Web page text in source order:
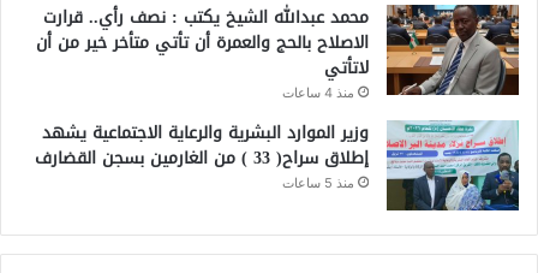
محمد عبدالله الشيخ يكتب : نصف رأي.. قرارت
الاصلاح بالحج والعمرة أن تأتي متأخر خير من أن
لاتأتي
منذ 4 ساعات
وزير الموارد البشرية والرعاية الاجتماعية يشهد
إطلاق سراح( 33 ) من الغارمين بسجن القضارف
منذ 5 ساعات